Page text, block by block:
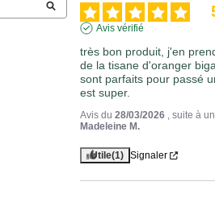
Avis vérifié
très bon produit, j'en
de la tisane d'oranger
sont parfaits pour passé
est super.
Avis du28/03/2026 , suite à
Madeleine M.
Utile(1) Signaler